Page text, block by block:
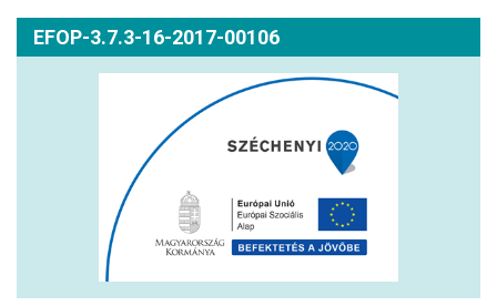
EFOP-3.7.3-16-2017-00106